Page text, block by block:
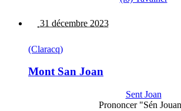
31 décembre 2023
(Claracq)
Mont San Joan
Sent Joan
Prononcer "Sén